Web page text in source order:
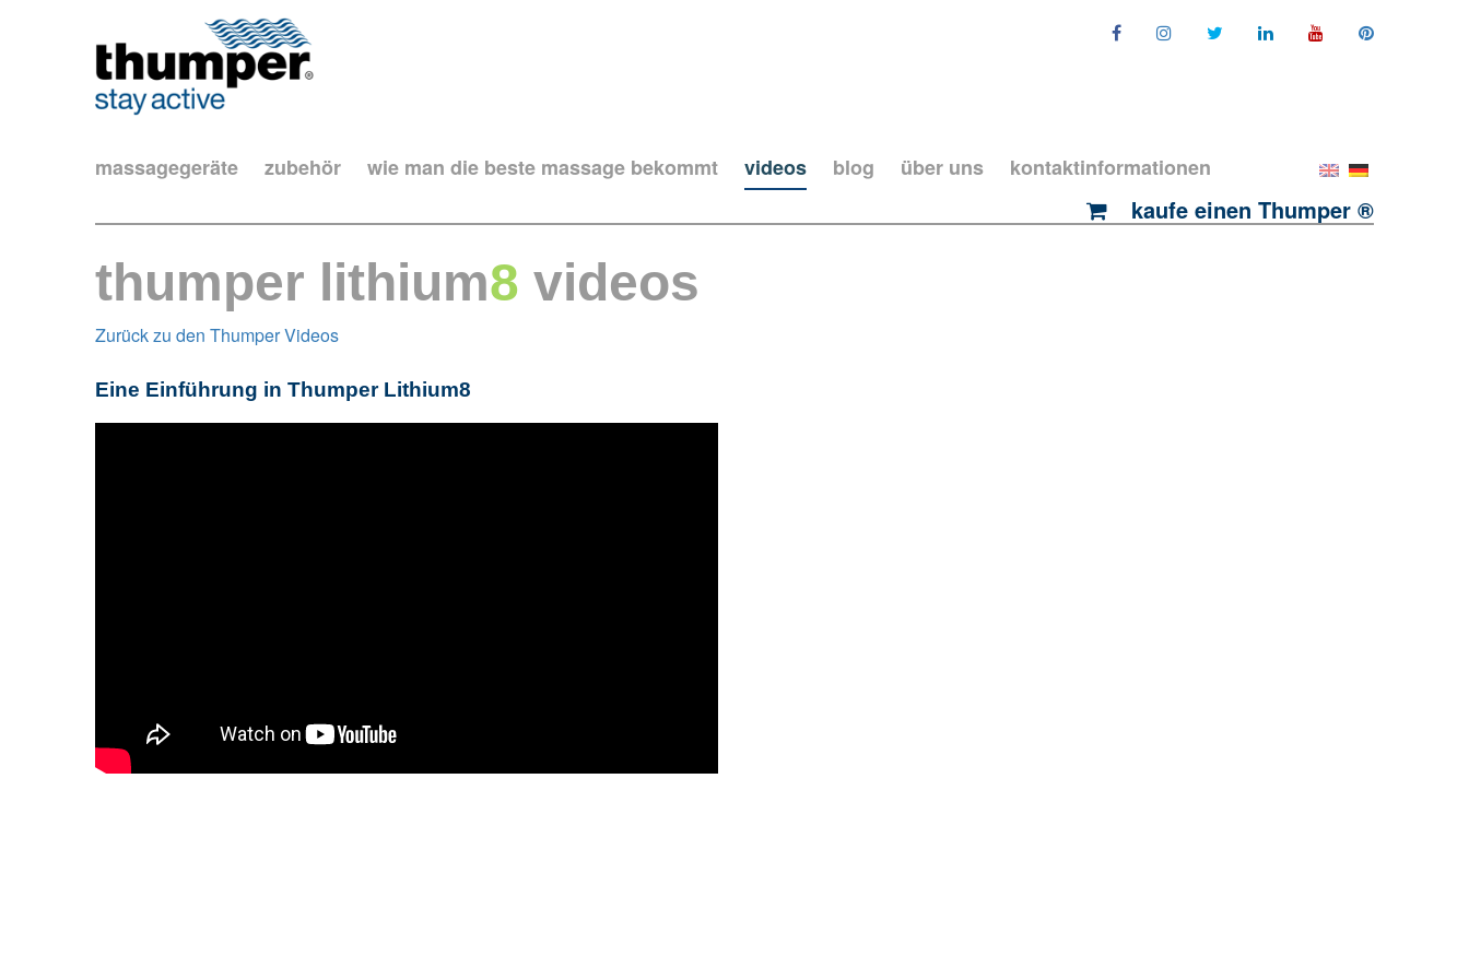
massagegeräte zubehör wie man die beste massage bekommt videos blog über uns kontaktinformationen
kaufe einen Thumper ®
thumper lithium8 videos
Zurück zu den Thumper Videos
Eine Einführung in Thumper Lithium8